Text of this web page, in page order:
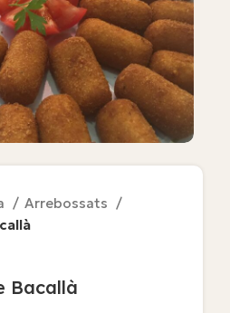
Arrebossats
Bacallà